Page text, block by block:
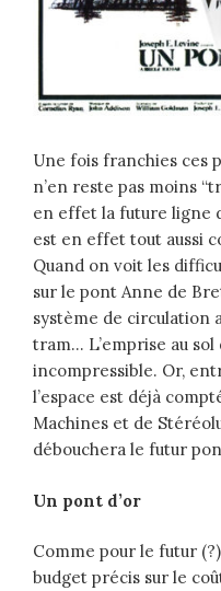
Une fois franchies ces
n’en reste pas moins
en effet la future ligne
est en effet tout aussi
Quand on voit les
sur le pont Anne de
système de
tram… L’emprise au
incompressible. Or,
l’espace est déjà
Machines et de
débouchera le futur
Un pont d’or
Comme pour le futur
budget précis sur le